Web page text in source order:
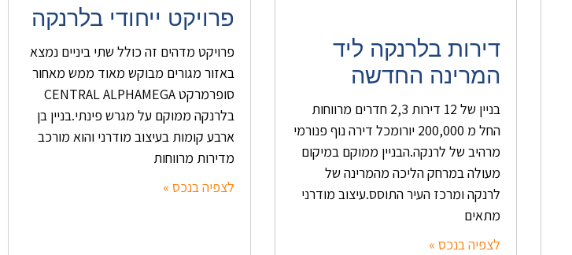
דירות בלרנקה ליד
המרינה החדשה
בניין של 12 דירות 2,3 חדרים מרווחות
החל מ 200,000 יורומכל דירה נוף פנורמי
מרהיב של לרנקה.הבניין ממוקם במיקום
מעולה במרחק הליכה מהמרינה של
לרנקה ומרכז העיר התוסס.עיצוב מודרני
מתאים
לצפיה בנכס »
פרויקט ייחודי בלרנקה
פרויקט מדהים זה כולל שתי ביניים נמצא
באזור מגורים מבוקש מאוד ממש מאחור
סופרמרקט CENTRAL ALPHAMEGA
בלרנקה ממוקם על מגרש פינתי.בניין בן
ארבע קומות בעיצוב מודרני והוא מורכב
מדירות מרווחות
לצפיה בנכס »